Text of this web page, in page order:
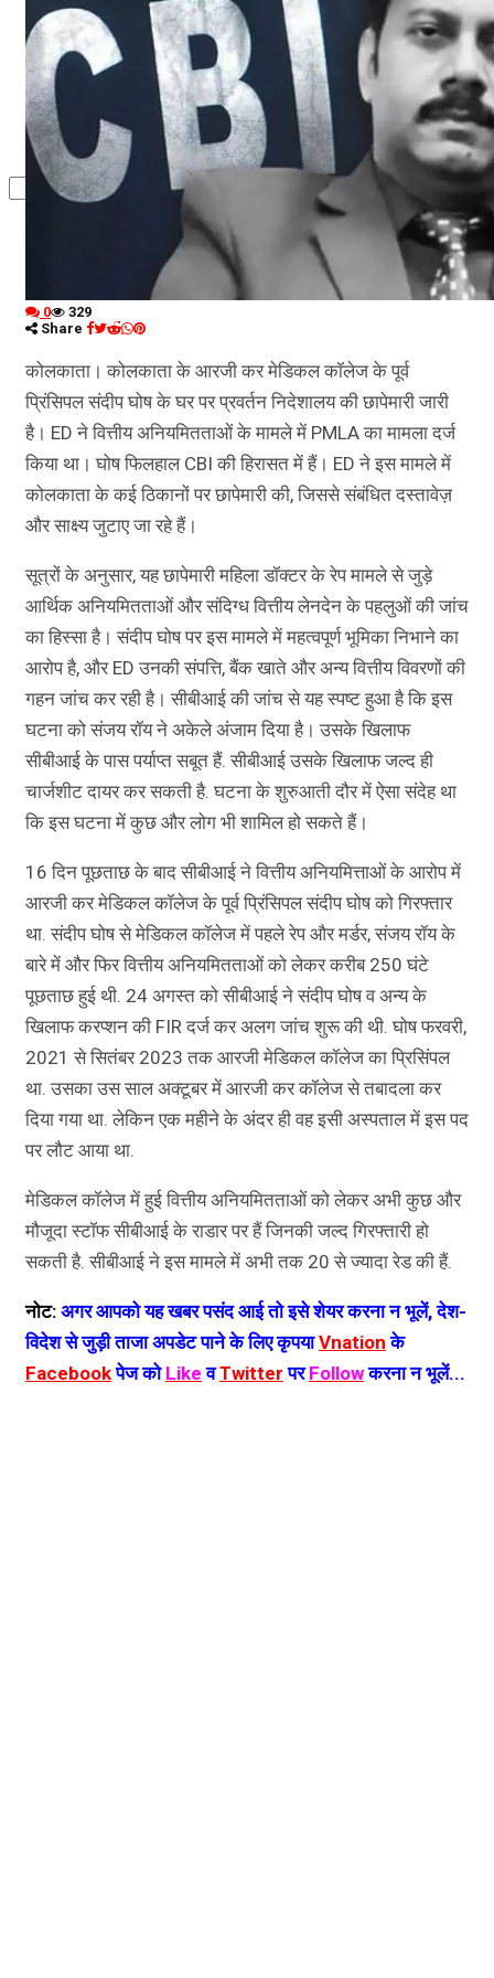
कृषि
धर्म
विज्ञान तकनीकी
0
329
Share
कोलकाता। कोलकाता के आरजी कर मेडिकल कॉलेज के पूर्व
प्रिंसिपल संदीप घोष के घर पर प्रवर्तन निदेशालय की छापेमारी जारी
है। ED ने वित्तीय अनियमितताओं के मामले में PMLA का मामला दर्ज
किया था। घोष फिलहाल CBI की हिरासत में हैं। ED ने इस मामले में
कोलकाता के कई ठिकानों पर छापेमारी की, जिससे संबंधित दस्तावेज़
और साक्ष्य जुटाए जा रहे हैं।
सूत्रों के अनुसार, यह छापेमारी महिला डॉक्टर के रेप मामले से जुड़े
आर्थिक अनियमितताओं और संदिग्ध वित्तीय लेनदेन के पहलुओं की जांच
का हिस्सा है। संदीप घोष पर इस मामले में महत्वपूर्ण भूमिका निभाने का
आरोप है, और ED उनकी संपत्ति, बैंक खाते और अन्य वित्तीय विवरणों की
गहन जांच कर रही है। सीबीआई की जांच से यह स्पष्ट हुआ है कि इस
घटना को संजय रॉय ने अकेले अंजाम दिया है। उसके खिलाफ
सीबीआई के पास पर्याप्त सबूत हैं. सीबीआई उसके खिलाफ जल्द ही
चार्जशीट दायर कर सकती है. घटना के शुरुआती दौर में ऐसा संदेह था
कि इस घटना में कुछ और लोग भी शामिल हो सकते हैं।
16 दिन पूछताछ के बाद सीबीआई ने वित्तीय अनियमित्ताओं के आरोप में
आरजी कर मेडिकल कॉलेज के पूर्व प्रिंसिपल संदीप घोष को गिरफ्तार
था. संदीप घोष से मेडिकल कॉलेज में पहले रेप और मर्डर, संजय रॉय के
बारे में और फिर वित्तीय अनियमितताओं को लेकर करीब 250 घंटे
पूछताछ हुई थी. 24 अगस्त को सीबीआई ने संदीप घोष व अन्य के
खिलाफ करप्शन की FIR दर्ज कर अलग जांच शुरू की थी. घोष फरवरी,
2021 से सितंबर 2023 तक आरजी मेडिकल कॉलेज का प्रिसिंपल
था. उसका उस साल अक्टूबर में आरजी कर कॉलेज से तबादला कर
दिया गया था. लेकिन एक महीने के अंदर ही वह इसी अस्पताल में इस पद
पर लौट आया था.
मेडिकल कॉलेज में हुई वित्तीय अनियमितताओं को लेकर अभी कुछ और
मौजूदा स्टॉफ सीबीआई के राडार पर हैं जिनकी जल्द गिरफ्तारी हो
सकती है. सीबीआई ने इस मामले में अभी तक 20 से ज्यादा रेड की हैं.
नोट: अगर आपको यह खबर पसंद आई तो इसे शेयर करना न भूलें, देश-
विदेश से जुड़ी ताजा अपडेट पाने के लिए कृपयाVnation के
Facebookपेज को Like वTwitter परFollowकरना न भूलें...